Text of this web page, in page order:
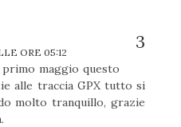
ORE 05:12
maggio questo
alle traccia GPX tutto si
molto tranquillo, grazie